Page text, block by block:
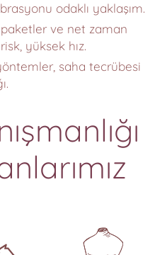
odaklı yaklaşım.
ve net zaman
yüksek hız.
saha tecrübesi